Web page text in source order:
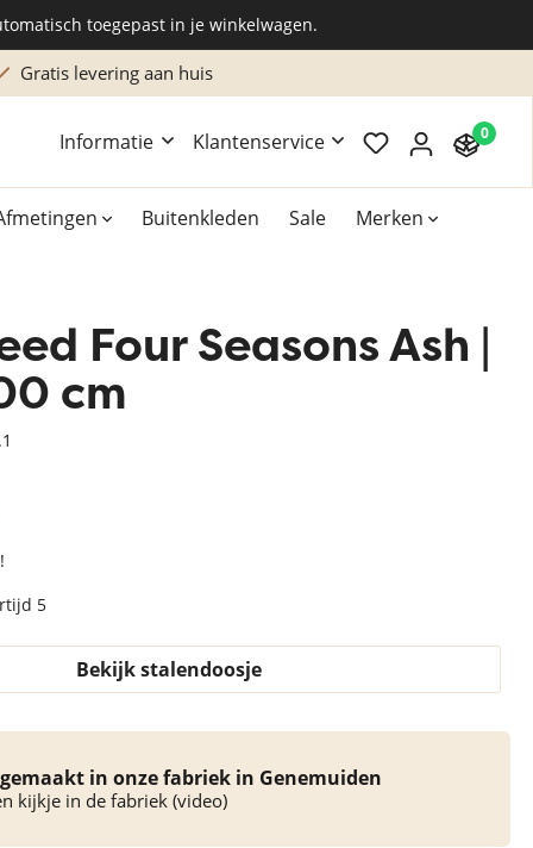
toegepast in je winkelwagen.
Informatie Klantenservice 0
Buitenkleden Sale Merken
Overig
Accessoires
Four Seasons Ash |
cm
5
Bekijk stalendoosje
in onze fabriek in Genemuiden
kijkje in de fabriek (video)